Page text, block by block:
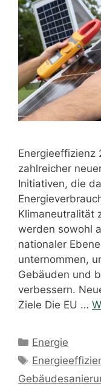
zahlreicher
Initiativen, die
Klimaneutralität
werden sowohl
nationaler
unternommen,
Gebäuden und
verbessern.
Ziele Die EU …
Kategorien
Energie
Schlagwörter